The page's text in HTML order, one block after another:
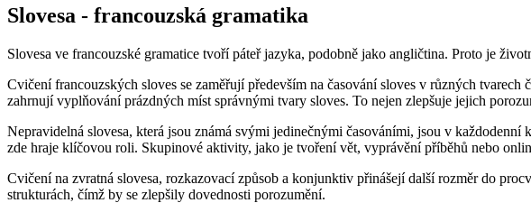
Slovesa - francouzská gramatika
Slovesa ve francouzské gramatice tvoří páteř jazyka, podobně jako angličtina. Proto je
Cvičení francouzských sloves se zaměřují především na časování sloves v různých
zahrnují vyplňování prázdných míst správnými tvary sloves. To nejen zlepšuje jejich
Nepravidelná slovesa, která jsou známá svými jedinečnými časováními, jsou v
zde hraje klíčovou roli. Skupinové aktivity, jako je tvoření vět, vyprávění příběhů nebo
Cvičení na zvratná slovesa, rozkazovací způsob a konjunktiv přinášejí další rozměr do
strukturách, čímž by se zlepšily dovednosti porozumění.